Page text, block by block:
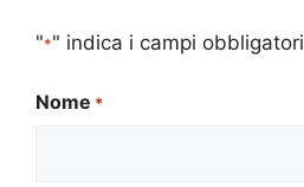
"*" indica i campi obbligatori
Nome *